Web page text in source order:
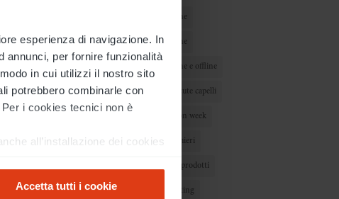
esperienza di navigazione. In
annunci, per fornire funzionalità
in cui utilizzi il nostro sito
potrebbero combinarle con
i cookies tecnici non è
all’installazione dei cookies
sulla “X” in alto a destra
Accetta tutti i cookie
comunicazione offline
comunicazione online
comunicazione online e offline
corso make up cute capelli
fashion week
formazione parrucchieri
linea prodotti
make up marketing